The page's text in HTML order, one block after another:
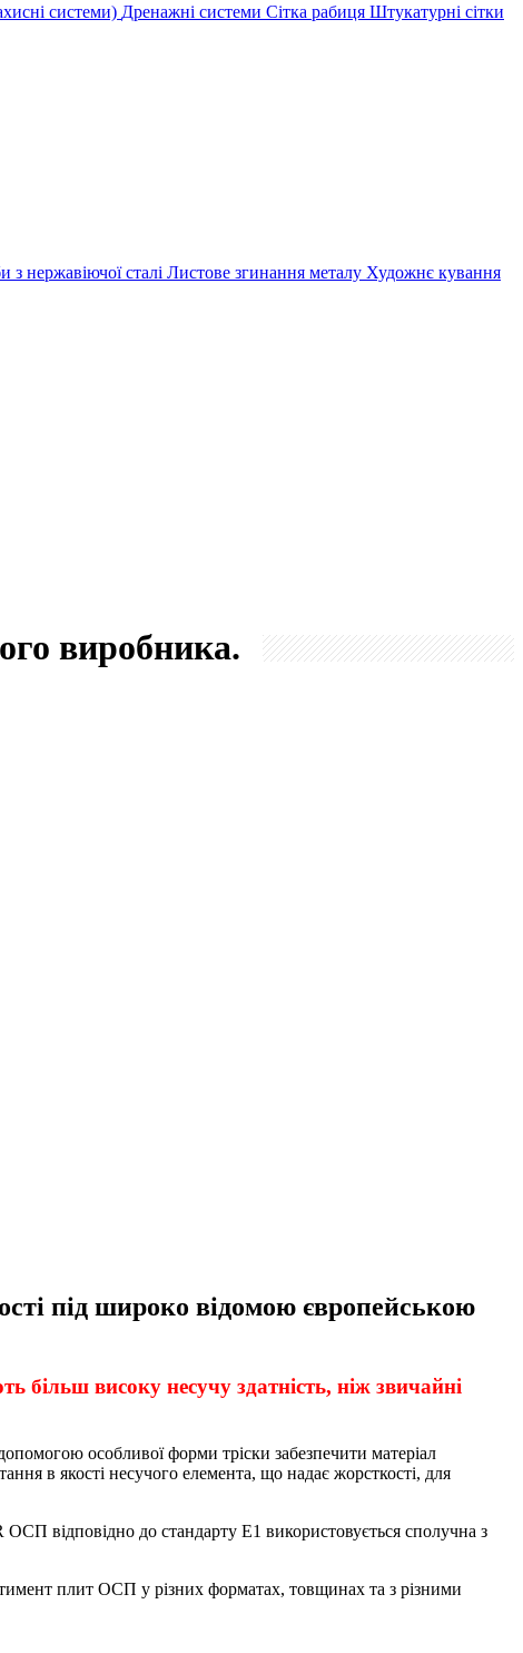
системи) Дренажні системи Сітка рабиця Штукатурні сітки
з нержавіючої сталі Листове згинання металу Художнє кування
виробника.
під широко відомою європейською
більш високу несучу здатність, ніж звичайні
особливої ​​форми тріски забезпечити матеріал
в якості несучого елемента, що надає жорсткості, для
відповідно до стандарту Е1 використовується сполучна з
плит ОСП у різних форматах, товщинах та з різними